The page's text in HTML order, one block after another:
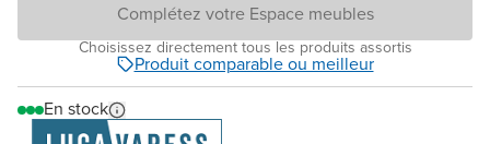
Complétez votre Espace meubles
Choisissez directement tous les produits assortis
Produit comparable ou meilleur
En stock